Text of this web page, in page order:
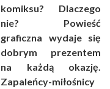
komiksu? Dlaczego
nie? Powieść
graficzna wydaje się
dobrym prezentem
na każdą okazję.
Zapaleńcy-miłośnicy